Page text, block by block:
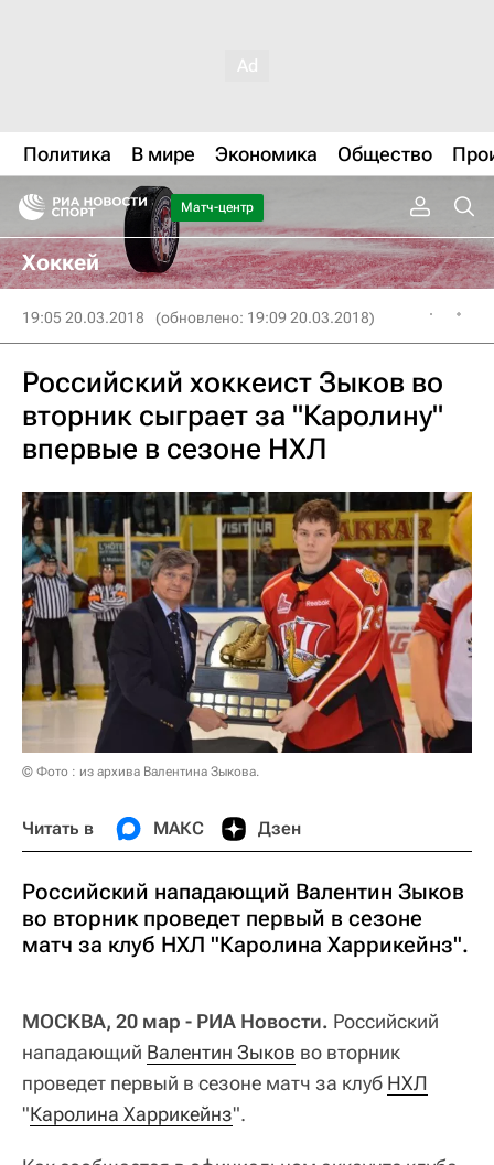
Политика В мире Экономика Общество
Матч-центр
Хоккей
19:05 20.03.2018 (обновлено: 19:09 20.03.2018)
Российский хоккеист Зыков во
вторник сыграет за "Каролину"
впервые в сезоне НХЛ
© Фото : из архива Валентина Зыкова.
Читать в МАКС Дзен
Российский нападающий Валентин Зыков
во вторник проведет первый в сезоне
матч за клуб НХЛ "Каролина Харрикейнз".
МОСКВА, 20 мар - РИА Новости. Российский
нападающий Валентин Зыков во вторник
проведет первый в сезоне матч за клуб НХЛ
"Каролина Харрикейнз".